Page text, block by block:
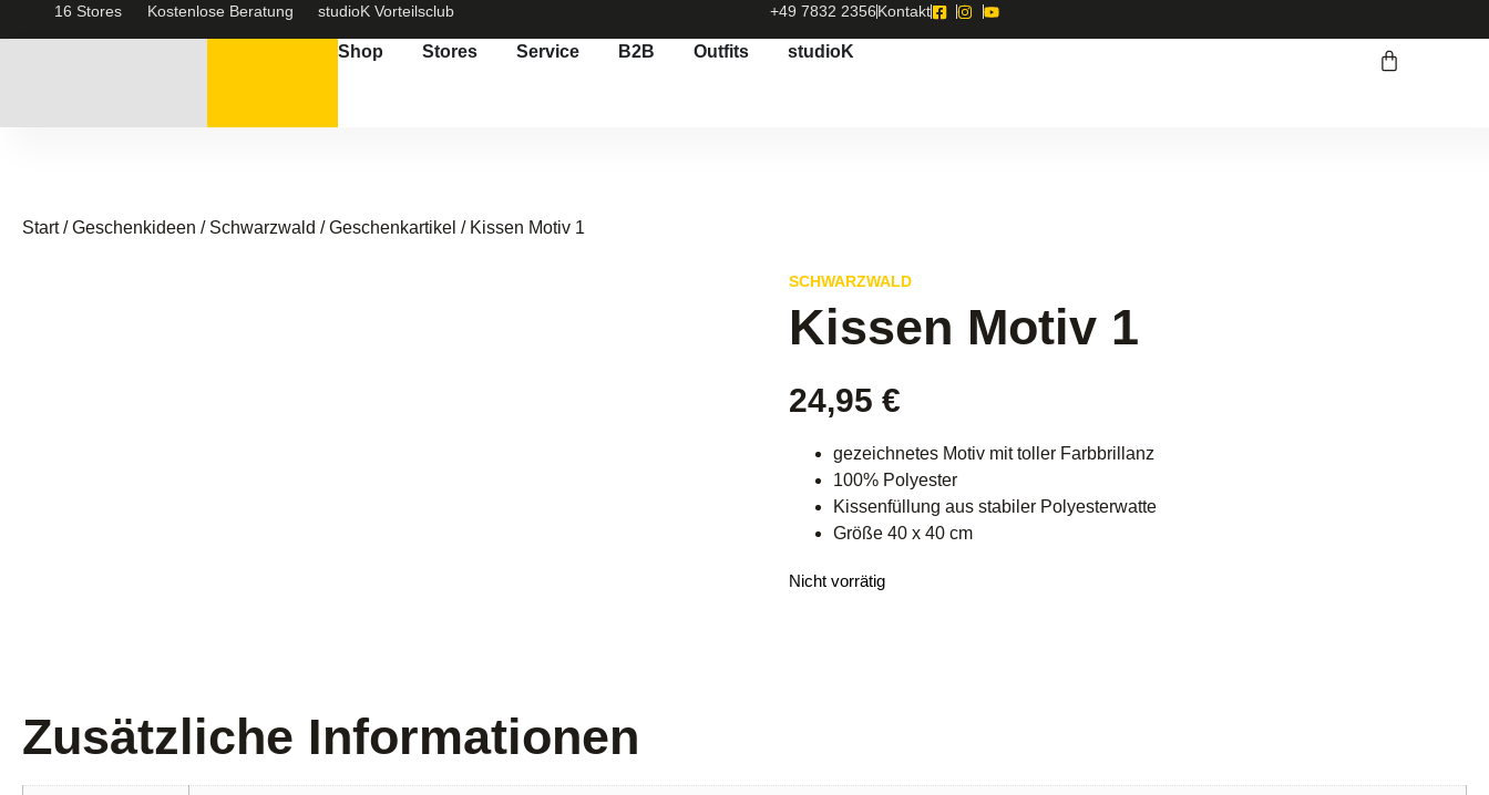
16 Stores Kostenlose Beratung studioK Vorteilsclub +49 7832 2356Kontakt
Shop Stores Service B2B Outfits studioK
Start/Geschenkideen / Schwarzwald /Geschenkartikel / Kissen Motiv 1
SCHWARZWALD
Kissen Motiv 1
24,95 €
gezeichnetes Motiv mit toller Farbbrillanz
100% Polyester
Kissenfüllung aus stabiler Polyesterwatte
Größe 40 x 40 cm
Nicht vorrätig
Zusätzliche Informationen